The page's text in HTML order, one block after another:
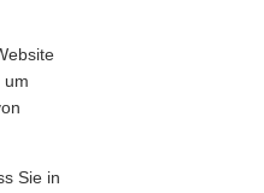
um
Sie in